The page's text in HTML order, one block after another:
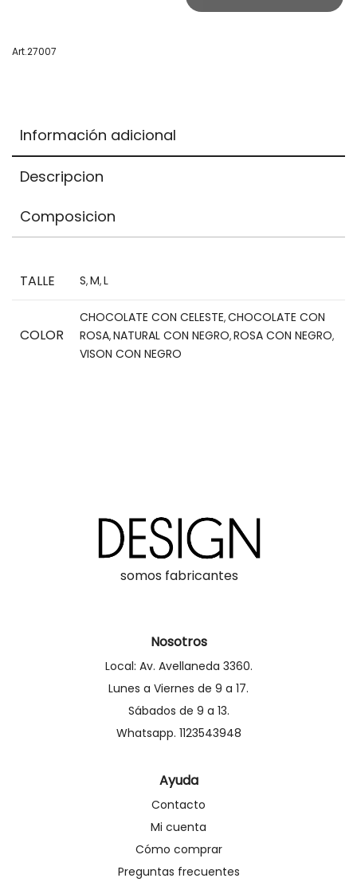
Your
Art.27007
Información adicional
Descripcion
Composicion
TALLE S,M,L
COLOR
CHOCOLATE CON CELESTE,CHOCOLATE CON
ROSA,NATURAL CON NEGRO,ROSA CON NEGRO,
VISON CON NEGRO
somos fabricantes
Nosotros
Local: Av. Avellaneda 3360.
Lunes a Viernes de 9 a 17.
Sábados de 9 a 13.
Whatsapp. 1123543948
Ayuda
Contacto
Mi cuenta
Cómo comprar
Preguntas frecuentes